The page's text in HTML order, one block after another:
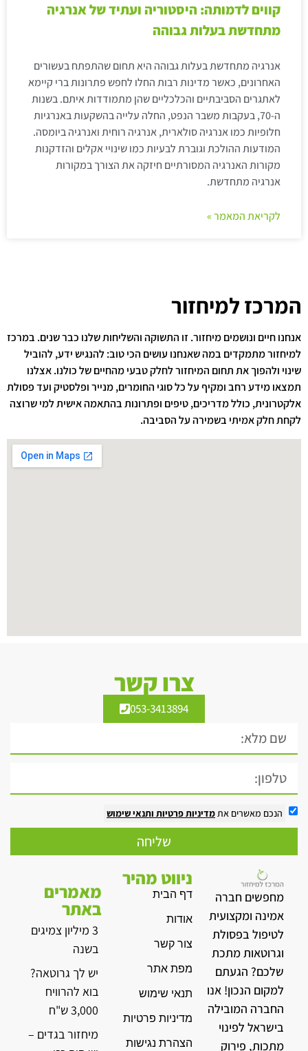
קווים לדמותה: היסטוריה ועתיד של אנרגיה
מתחדשת בעלות גבוהה
אנרגיה מתחדשת בעלות גבוהה היא תחום שהתפתח בעשורים
האחרונים, כאשר מדינות רבות החלו לחפש פתרונות ברי קיימא
לאתגרים הסביבתיים והכלכליים שהן מתמודדות איתם. בשנות
ה-70, בעקבות משבר הנפט, החלה עלייה בהשקעות באנרגיות
חלופיות כמו אנרגיה סולארית, אנרגיה רוחית ואנרגיה ביומסה.
המודעות ההולכת וגוברת לבעיות כמו שינויי אקלים והזדקנות
מקורות האנרגיה המסורתיים חיזקה את הצורך במקורות
אנרגיה מתחדשת.
לקריאת המאמר »
המרכז למיחזור
אנחנו חיים ונושמים מיחזור. זו התשוקה והשליחות שלנו כבר שנים. במרכז
למיחזור מתמקדים במה שאנחנו עושים הכי טוב: להנגיש ידע, להוביל
שינוי ולהפוך את תחום המיחזור לחלק טבעי מהחיים של כולנו. אצלנו
תמצאו מידע רחב ומקיף על כל סוגי החומרים, מנייר ופלסטיק ועד פסולת
אלקטרונית, כולל מדריכים, טיפים ופתרונות בהתאמה אישית למי שרוצה
לקחת חלק אמיתי בשמירה על הסביבה.
צרו קשר
053-3413894
הנכם מאשרים אתמדיניות פרטיות ותנאי שימוש
שליחה
מחפשים חברה
אמינה ומקצועית
לטיפול בפסולת
וגרוטאות מתכת
שלכם? הגעתם
למקום הנכון! אנו
החברה המובילה
בישראל לפינוי
מתכות, פירוק
ניווט מהיר
דף הבית
אודות
צור קשר
מפת אתר
תנאי שימוש
מדיניות פרטיות
הצהרת נגישות
מאמרים
באתר
3 מיליון צמיגים
בשנה
יש לך גרוטאה?
בוא להרוויח
3,000 ש"ח
מיחזור בגדים –